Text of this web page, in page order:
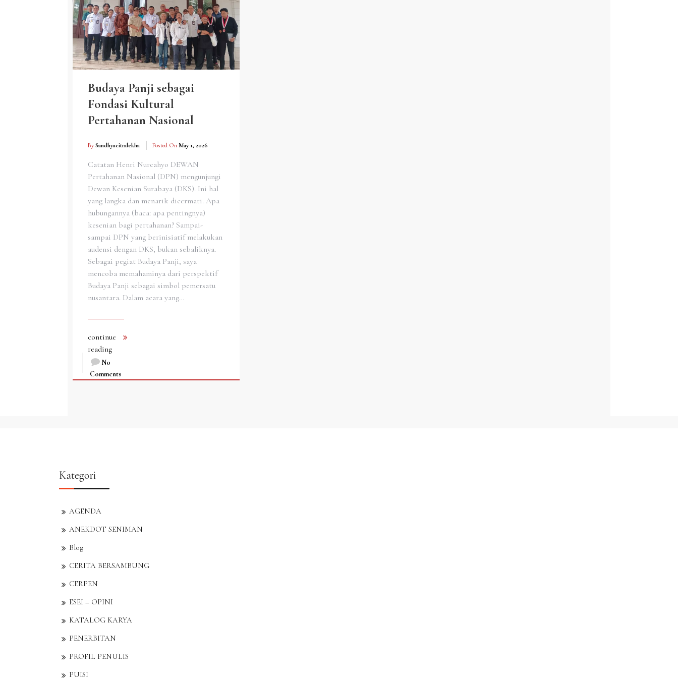
Budaya Panji sebagai
Fondasi Kultural
Pertahanan Nasional
BySandhyacitralekha Posted On May 1, 2026
Catatan Henri Nurcahyo DEWAN
Pertahanan Nasional (DPN) mengunjungi
Dewan Kesenian Surabaya (DKS). Ini hal
yang langka dan menarik dicermati. Apa
hubungannya (baca: apa pentingnya)
kesenian bagi pertahanan? Sampai-
sampai DPN yang berinisiatif melakukan
audensi dengan DKS, bukan sebaliknya.
Sebagai pegiat Budaya Panji, saya
mencoba memahaminya dari perspektif
Budaya Panji sebagai simbol pemersatu
nusantara. Dalam acara yang…
continue
reading
No
Comments
Kategori
AGENDA
ANEKDOT SENIMAN
Blog
CERITA BERSAMBUNG
CERPEN
ESEI – OPINI
KATALOG KARYA
PENERBITAN
PROFIL PENULIS
PUISI